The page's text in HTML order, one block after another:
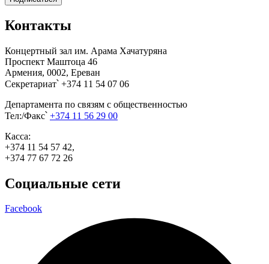
Контакты
Концертный зал им. Арама Хачатуряна
Проспект Маштоца 46
Армения, 0002, Ереван
Секретариат՝ +374 11 54 07 06
Департамента по связям с общественностью
Тел:/Факс՝ +374 11 56 29 00
Касса:
+374 11 54 57 42,
+374 77 67 72 26
Социальные сети
Facebook